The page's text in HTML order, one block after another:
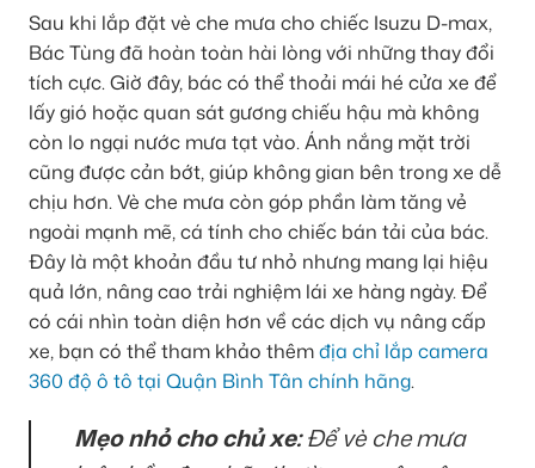
Sau khi lắp đặt vè che mưa cho chiếc Isuzu D-max,
Bác Tùng đã hoàn toàn hài lòng với những thay đổi
tích cực. Giờ đây, bác có thể thoải mái hé cửa xe để
lấy gió hoặc quan sát gương chiếu hậu mà không
còn lo ngại nước mưa tạt vào. Ánh nắng mặt trời
cũng được cản bớt, giúp không gian bên trong xe dễ
chịu hơn. Vè che mưa còn góp phần làm tăng vẻ
ngoài mạnh mẽ, cá tính cho chiếc bán tải của bác.
Đây là một khoản đầu tư nhỏ nhưng mang lại hiệu
quả lớn, nâng cao trải nghiệm lái xe hàng ngày. Để
có cái nhìn toàn diện hơn về các dịch vụ nâng cấp
xe, bạn có thể tham khảo thêmđịa chỉ lắp camera
360 độ ô tô tại Quận Bình Tân chính hãng.
Mẹo nhỏ cho chủ xe:Để vè che mưa